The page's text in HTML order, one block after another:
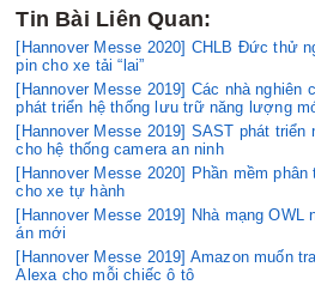
Tin Bài Liên Quan:
[Hannover Messe 2020] CHLB Đức thử
pin cho xe tải “lai”
[Hannover Messe 2019] Các nhà nghiên
phát triển hệ thống lưu trữ năng lượng
[Hannover Messe 2019] SAST phát triển
cho hệ thống camera an ninh
[Hannover Messe 2020] Phần mềm
cho xe tự hành
[Hannover Messe 2019] Nhà mạng
án mới
[Hannover Messe 2019] Amazon muốn
Alexa cho mỗi chiếc ô tô